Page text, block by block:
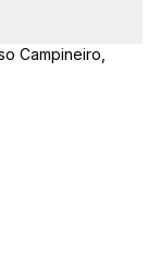
Campineiro,